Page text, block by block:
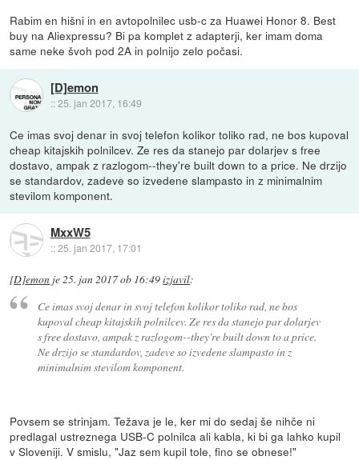
Rabim en hišni in en avtopolnilec usb-c za Huawei Honor 8. Best
buy na Aliexpressu? Bi pa komplet z adapterji, ker imam doma
same neke švoh pod 2A in polnijo zelo počasi.
[D]emon
::25. jan 2017, 16:49
Ce imas svoj denar in svoj telefon kolikor toliko rad, ne bos kupoval
cheap kitajskih polnilcev. Ze res da stanejo par dolarjev s free
dostavo, ampak z razlogom--they're built down to a price. Ne drzijo
se standardov, zadeve so izvedene slampasto in z minimalnim
stevilom komponent.
MxxW5
::25. jan 2017, 17:01
[D]emon je25. jan 2017 ob 16:49izjavil:
Ce imas svoj denar in svoj telefon kolikor toliko rad, ne bos
kupoval cheap kitajskih polnilcev. Ze res da stanejo par dolarjev
s free dostavo, ampak z razlogom--they're built down to a price.
Ne drzijo se standardov, zadeve so izvedene slampasto in z
minimalnim stevilom komponent.
Povsem se strinjam. Težava je le, ker mi do sedaj še nihče ni
predlagal ustreznega USB-C polnilca ali kabla, ki bi ga lahko kupil
v Sloveniji. V smislu, "Jaz sem kupil tole, fino se obnese!"